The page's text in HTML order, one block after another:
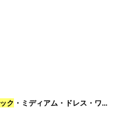
ク ・ミディアム・ドレス・ワンピース[黒木麗奈着用][送料無料]